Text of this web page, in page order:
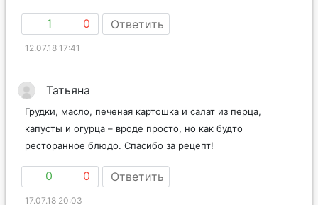
1 0 Ответить
12.07.18 17:41
Татьяна
Грудки, масло, печеная картошка и салат из перца,
капусты и огурца – вроде просто, но как будто
ресторанное блюдо. Спасибо за рецепт!
0 0 Ответить
17.07.18 20:03